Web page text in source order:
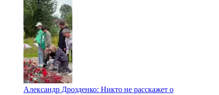
Александр Дрозденко: Никто не расскажет о